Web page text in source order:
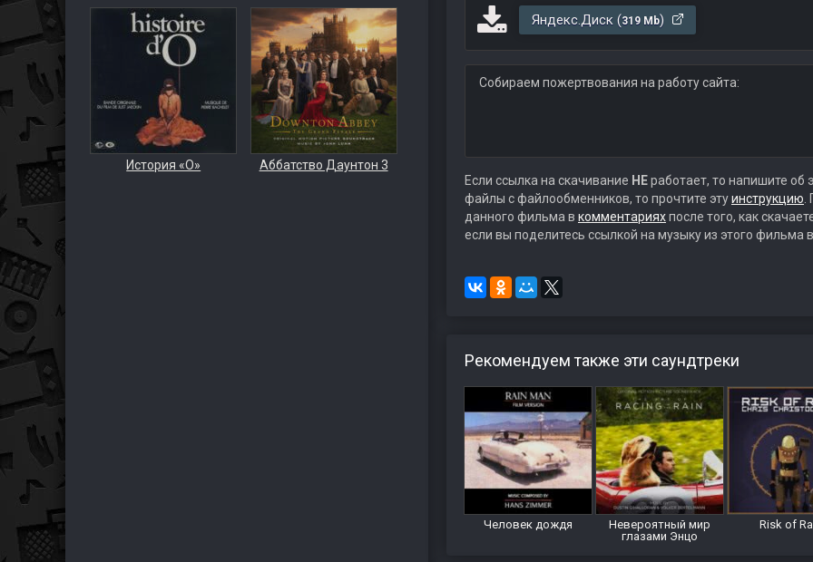
История «О» Аббатство Даунтон 3
Яндекс.Диск (319 Mb)
Собираем пожертвования на работу сайта:
Если ссылка на скачивание НЕработает, то напишите об
файлы с файлообменников, то прочтите этуинструкцию
данного фильма в комментарияхпосле того, как
если вы поделитесь ссылкой на музыку из этого фильма
Рекомендуем также эти саундтреки
Человек дождя
Невероятный мир
глазами Энцо
Risk of